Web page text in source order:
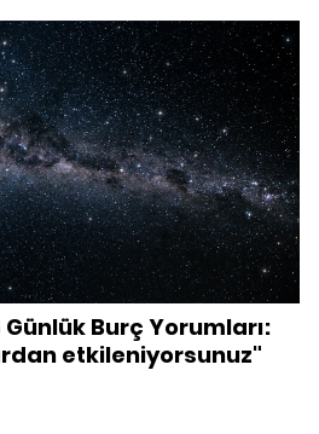
Burç Yorumları:
etkileniyorsunuz"